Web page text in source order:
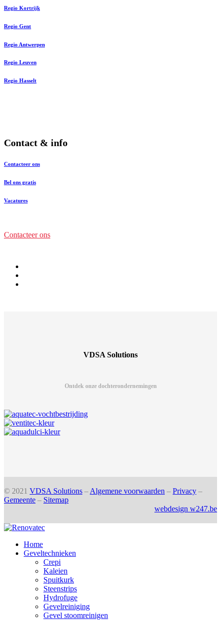
Regio Kortrijk
Regio Gent
Regio Antwerpen
Regio Leuven
Regio Hasselt
Contact & info
Contacteer ons
Bel ons gratis
Vacatures
Contacteer ons
VDSA Solutions
Ontdek onze dochterondernemingen
© 2021 VDSA Solutions – Algemene voorwaarden – Privacy –
Gemeente – Sitemap
webdesign w247.be
Home
Geveltechnieken
Crepi
Kaleien
Spuitkurk
Steenstrips
Hydrofuge
Gevelreiniging
Gevel stoomreinigen